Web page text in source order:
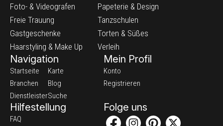
Foto- & Videografen
Freie Trauung
Gastgeschenke
Haarstyling & Make Up
Papeterie & Design
Tanzschulen
Torten & Süßes
Verleih
Navigation
Startseite
Branchen
Dienstleister
Karte
Blog
Suche
Mein Profil
Konto
Registrieren
Hilfestellung
FAQ
Folge uns